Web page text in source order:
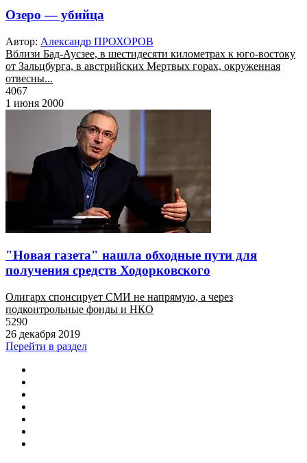
Озеро — убийца
Автор: Александр ПРОХОРОВ
Вблизи Бад-Аусзее, в шестидесяти километрах к юго-востоку
от Зальцбурга, в австрийских Мертвых горах, окруженная
отвесны...
4067
1 июня 2000
"Новая газета" нашла обходные пути для
получения средств Ходорковского
Олигарх спонсирует СМИ не напрямую, а через
подконтрольные фонды и НКО
5290
26 декабря 2019
Перейти в раздел